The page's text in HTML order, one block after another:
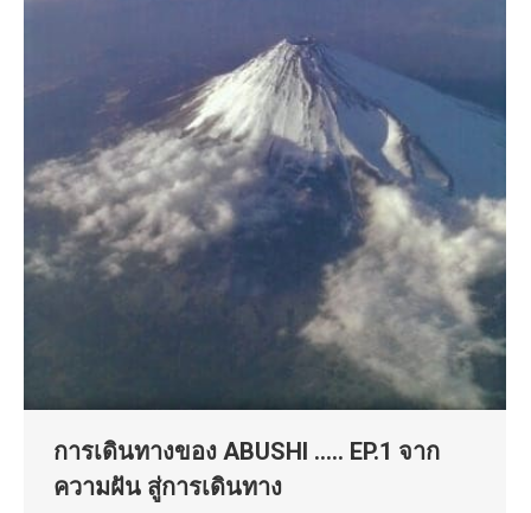
การเดินทางของ ABUSHI ….. EP.1 จาก
ความฝัน สู่การเดินทาง